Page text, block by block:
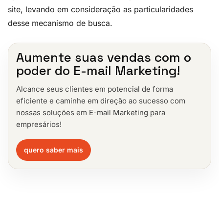
site, levando em consideração as particularidades
desse mecanismo de busca.
Aumente suas vendas com o
poder do E-mail Marketing!
Alcance seus clientes em potencial de forma
eficiente e caminhe em direção ao sucesso com
nossas soluções em E-mail Marketing para
empresários!
quero saber mais